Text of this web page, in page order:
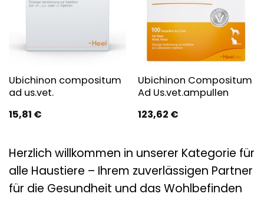
Ubichinon compositum
ad us.vet.
15,81 €
Ubichinon Compositum
Ad Us.vet.ampullen
123,62 €
Herzlich willkommen in unserer Kategorie für
alle Haustiere – Ihrem zuverlässigen Partner
für die Gesundheit und das Wohlbefinden